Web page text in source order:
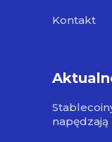
Kontakt